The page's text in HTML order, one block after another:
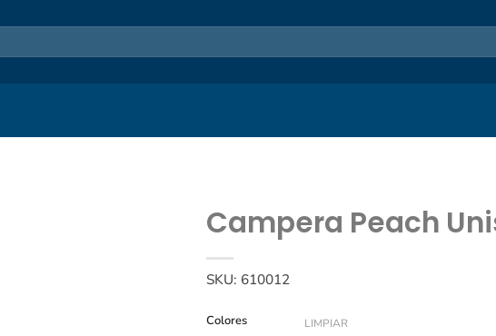
Campera Peach
SKU: 610012
Colores LIMPIAR